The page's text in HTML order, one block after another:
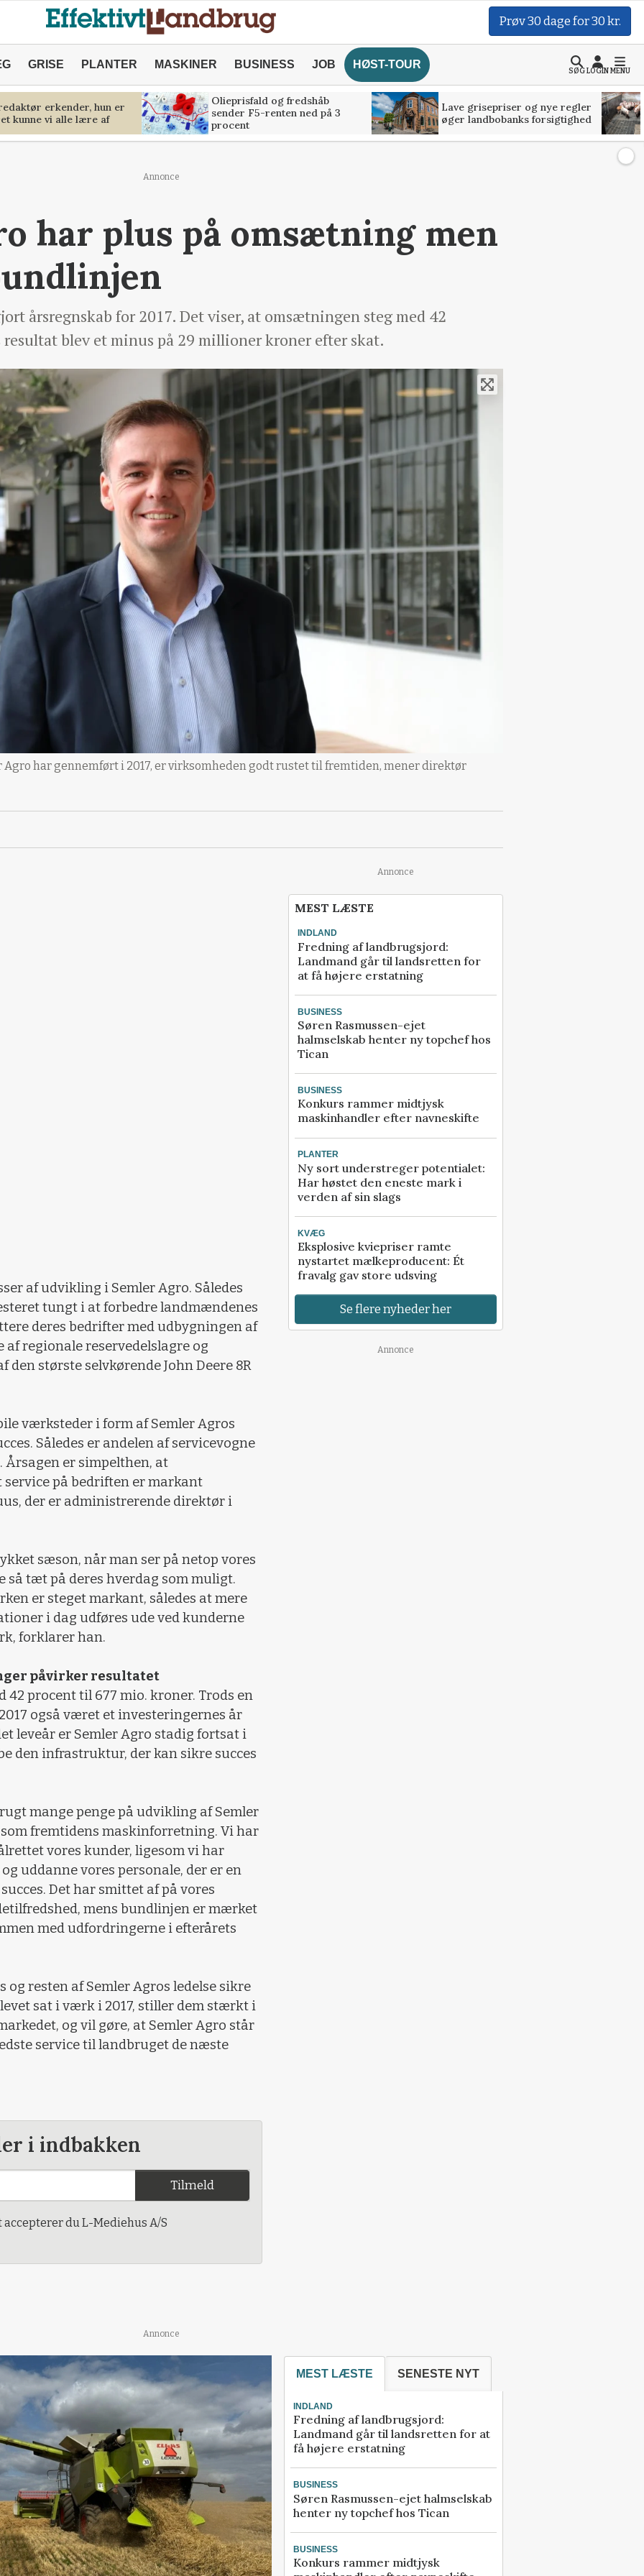
Prøv 30 dage for 30 kr.
GRISE PLANTER MASKINER BUSINESS JOB HØST-TOUR
SØGLOGINMENU
erkender, hun er
kunne vi alle lære af
Olieprisfald og fredshåb
sender F5-renten ned på 3
procent
Lave grisepriser og nye regler
øger landbobanks forsigtighed
Annonce
har plus på omsætning men
årsregnskab for 2017. Det viser, at omsætningen steg med 42
resultat blev et minus på 29 millioner kroner efter skat.
Agro har gennemført i 2017, er virksomheden godt rustet til fremtiden, mener direktør
af udvikling i Semler Agro. Således
tungt i at forbedre landmændenes
deres bedrifter med udbygningen af
regionale reservedelslagre og
største selvkørende John Deere 8R
værksteder i form af Semler Agros
Således er andelen af servicevogne
Årsagen er simpelthen, at
på bedriften er markant
der er administrerende direktør i
sæson, når man ser på netop vores
så tæt på deres hverdag som muligt.
er steget markant, således at mere
i dag udføres ude ved kunderne
forklarer han.
påvirker resultatet
42 procent til 677 mio. kroner. Trods en
også været et investeringernes år
leveår er Semler Agro stadig fortsat i
den infrastruktur, der kan sikre succes
mange penge på udvikling af Semler
fremtidens maskinforretning. Vi har
vores kunder, ligesom vi har
uddanne vores personale, der er en
Det har smittet af på vores
mens bundlinjen er mærket
med udfordringerne i efterårets
og resten af Semler Agros ledelse sikre
sat i værk i 2017, stiller dem stærkt i
og vil gøre, at Semler Agro står
service til landbruget de næste
i indbakken
Tilmeld
du L-Mediehus A/S
Annonce
MEST LÆSTE
INDLAND
Fredning af landbrugsjord:
Landmand går til landsretten for
at få højere erstatning
BUSINESS
Søren Rasmussen-ejet
halmselskab henter ny topchef hos
Tican
BUSINESS
Konkurs rammer midtjysk
maskinhandler efter navneskifte
PLANTER
Ny sort understreger potentialet:
Har høstet den eneste mark i
verden af sin slags
KVÆG
Eksplosive kviepriser ramte
nystartet mælkeproducent: Ét
fravalg gav store udsving
Se flere nyheder her
Annonce
Annonce
MEST LÆSTE SENESTE NYT
INDLAND
Fredning af landbrugsjord:
Landmand går til landsretten for at
få højere erstatning
BUSINESS
Søren Rasmussen-ejet halmselskab
henter ny topchef hos Tican
BUSINESS
Konkurs rammer midtjysk